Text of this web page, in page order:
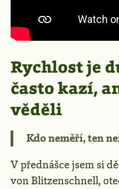
Rychlost je
často kazí,
věděli
Kdo neměří, ten
V přednášce jsem si
von Blitzenschnell,